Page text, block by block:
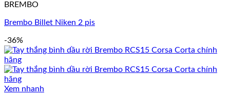
BREMBO
Brembo Billet Niken 2 pis
-36%
Xem nhanh